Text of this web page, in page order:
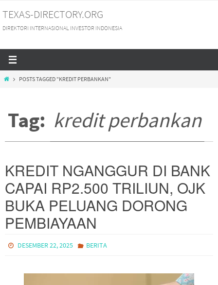
to
content
TEXAS-DIRECTORY.ORG
DIREKTORI INTERNASIONAL INVESTOR INDONESIA
HOMEPOSTS TAGGED "KREDIT PERBANKAN"
Tag: kredit perbankan
KREDIT NGANGGUR DI BANK
CAPAI RP2.500 TRILIUN, OJK
BUKA PELUANG DORONG
PEMBIAYAAN
DESEMBER 22, 2025 BERITA